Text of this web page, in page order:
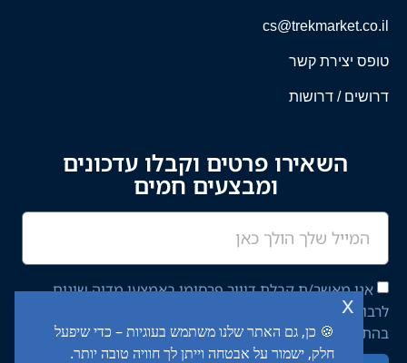
🍪 כן, גם האתר שלנו משתמש בעוגיות – כדי שיפעל
חלק, ישמור על אבטחה וייתן לך חוויה טובה יותר.
x
cs@trekmarket.co.il
טופס יצירת קשר
דרושים / דרושות
השאירו פרטים וקבלו עדכונים
ומבצעים חמים
אני מאשר/ת קבלת דיוור פרסומי באמצעי מדיה שונים
לרבות מסרון ודוא"ל מחברת יציב איתן השקעות בע"מ,
בהתאם ל־מדיניות הפרטיותבאתר.